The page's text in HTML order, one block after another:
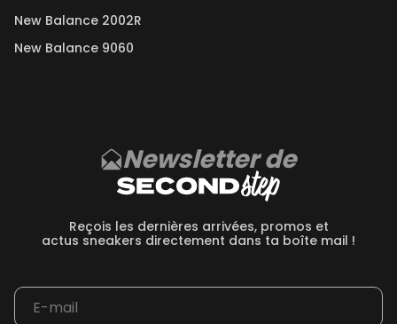
New Balance 2002R
New Balance 9060
Newsletter de
Reçois les dernières arrivées, promos et
actus sneakers directement dans ta boîte mail !